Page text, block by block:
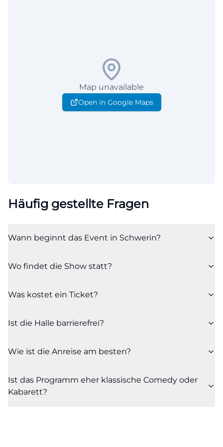
Map unavailable
Open in Google Maps
Häufig gestellte Fragen
Wann beginnt das Event in Schwerin?
Wo findet die Show statt?
Was kostet ein Ticket?
Ist die Halle barrierefrei?
Wie ist die Anreise am besten?
Ist das Programm eher klassische Comedy oder
Kabarett?